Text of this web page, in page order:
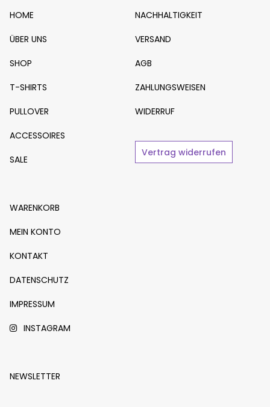
HOME
ÜBER UNS
SHOP
T-SHIRTS
PULLOVER
ACCESSOIRES
SALE
NACHHALTIGKEIT
VERSAND
AGB
ZAHLUNGSWEISEN
WIDERRUF
Vertrag widerrufen
WARENKORB
MEIN KONTO
KONTAKT
DATENSCHUTZ
IMPRESSUM
INSTAGRAM
NEWSLETTER